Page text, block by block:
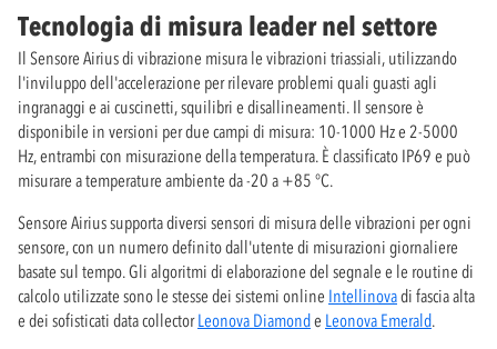
Tecnologia di misura leader nel settore
Il Sensore Airius di vibrazione misura le vibrazioni triassiali, utilizzando
l'inviluppo dell'accelerazione per rilevare problemi quali guasti agli
ingranaggi e ai cuscinetti, squilibri e disallineamenti. Il sensore è
disponibile in versioni per due campi di misura: 10-1000 Hz e 2-5000
Hz, entrambi con misurazione della temperatura. È classificato IP69 e può
misurare a temperature ambiente da -20 a +85 °C.
Sensore Airius supporta diversi sensori di misura delle vibrazioni per ogni
sensore, con un numero definito dall'utente di misurazioni giornaliere
basate sul tempo. Gli algoritmi di elaborazione del segnale e le routine di
calcolo utilizzate sono le stesse dei sistemi online Intellinovadi fascia alta
e dei sofisticati data collectorLeonova Diamonde Leonova Emerald.